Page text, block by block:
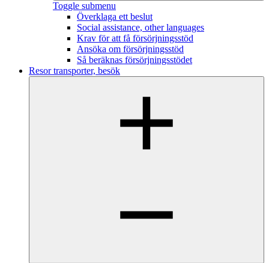
Toggle submenu
Överklaga ett beslut
Social assistance, other languages
Krav för att få försörjningsstöd
Ansöka om försörjningsstöd
Så beräknas försörjningsstödet
Resor transporter, besök